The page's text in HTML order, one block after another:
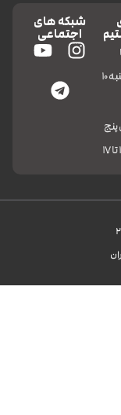
چهارشنبه 10
پنج
شبکه های
اجتماعی